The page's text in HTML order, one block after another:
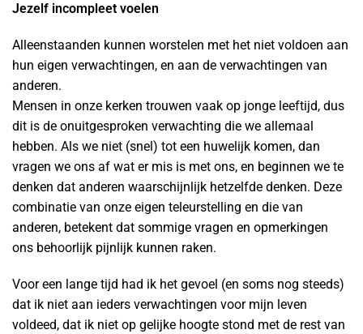
Jezelf incompleet voelen
Alleenstaanden kunnen worstelen met het niet voldoen aan
hun eigen verwachtingen, en aan de verwachtingen van
anderen.
Mensen in onze kerken trouwen vaak op jonge leeftijd, dus
dit is de onuitgesproken verwachting die we allemaal
hebben. Als we niet (snel) tot een huwelijk komen, dan
vragen we ons af wat er mis is met ons, en beginnen we te
denken dat anderen waarschijnlijk hetzelfde denken. Deze
combinatie van onze eigen teleurstelling en die van
anderen, betekent dat sommige vragen en opmerkingen
ons behoorlijk pijnlijk kunnen raken.
Voor een lange tijd had ik het gevoel (en soms nog steeds)
dat ik niet aan ieders verwachtingen voor mijn leven
voldeed, dat ik niet op gelijke hoogte stond met de rest van